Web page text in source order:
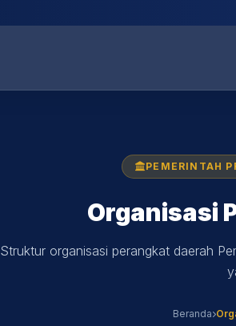
PEMERINTAH
Organisasi
Struktur organisasi perangkat daerah
Beranda